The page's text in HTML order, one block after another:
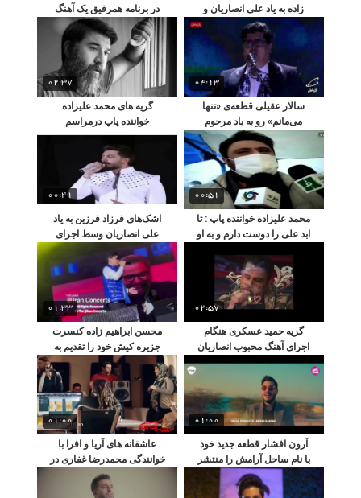
زاده به یاد علی انصاریان و
مهرداد میناوند
در برنامه همرفیق یک آهنگ
قدیمی را می خوانند
04:13
سالار عقیلی قطعه‌ی «تنها
می‌مانم» رو به یاد مرحوم
پدرش اجرا کرد
02:37
گریه های محمد علیزاده
خواننده پاپ درمراسم
خاکسپاری علی انصاریان
00:51
محمد علیزاده خواننده پاپ : تا
ابد علی را دوست دارم و به او
00:41
اشک‌های فرزاد فرزین به یاد
علی انصاریان وسط اجرای
کنسرت آنلاین
02:57
گریه حمید عسکری هنگام
اجرای آهنگ محبوب انصاریان
01:33
محسن ابراهیم زاده کنسرت
جزیره کیش خود را تقدیم به
مهرداد میناوند کرد
01:00
آرون افشار قطعه جدید خود
با نام ساحل آرامش را منتشر
کرد
01:00
عاشقانه های آریا و افرا با
خوانندگی محمدرضا غفاری در
سریال جذاب ملکه گدایان